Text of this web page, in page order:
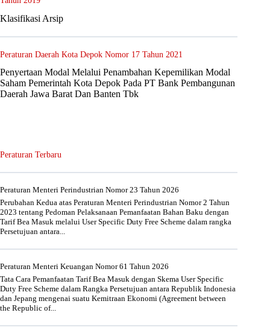
Klasifikasi Arsip
Peraturan Daerah Kota Depok Nomor 17 Tahun 2021
Penyertaan Modal Melalui Penambahan Kepemilikan Modal
Saham Pemerintah Kota Depok Pada PT Bank Pembangunan
Daerah Jawa Barat Dan Banten Tbk
Peraturan Terbaru
Peraturan Menteri Perindustrian Nomor 23 Tahun 2026
Perubahan Kedua atas Peraturan Menteri Perindustrian Nomor 2 Tahun
2023 tentang Pedoman Pelaksanaan Pemanfaatan Bahan Baku dengan
Tarif Bea Masuk melalui User Specific Duty Free Scheme dalam rangka
Persetujuan antara...
Peraturan Menteri Keuangan Nomor 61 Tahun 2026
Tata Cara Pemanfaatan Tarif Bea Masuk dengan Skema User Specific
Duty Free Scheme dalam Rangka Persetujuan antara Republik Indonesia
dan Jepang mengenai suatu Kemitraan Ekonomi (Agreement between
the Republic of...